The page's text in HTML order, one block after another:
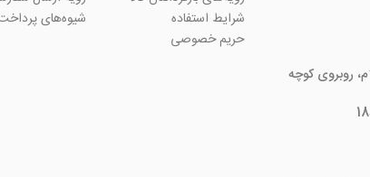
روبروی کوچه
شرایط استفاده
حریم خصوصی
شیوه‌های